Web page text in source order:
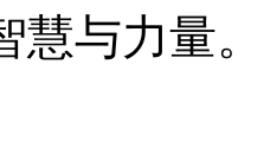
慧与力量。